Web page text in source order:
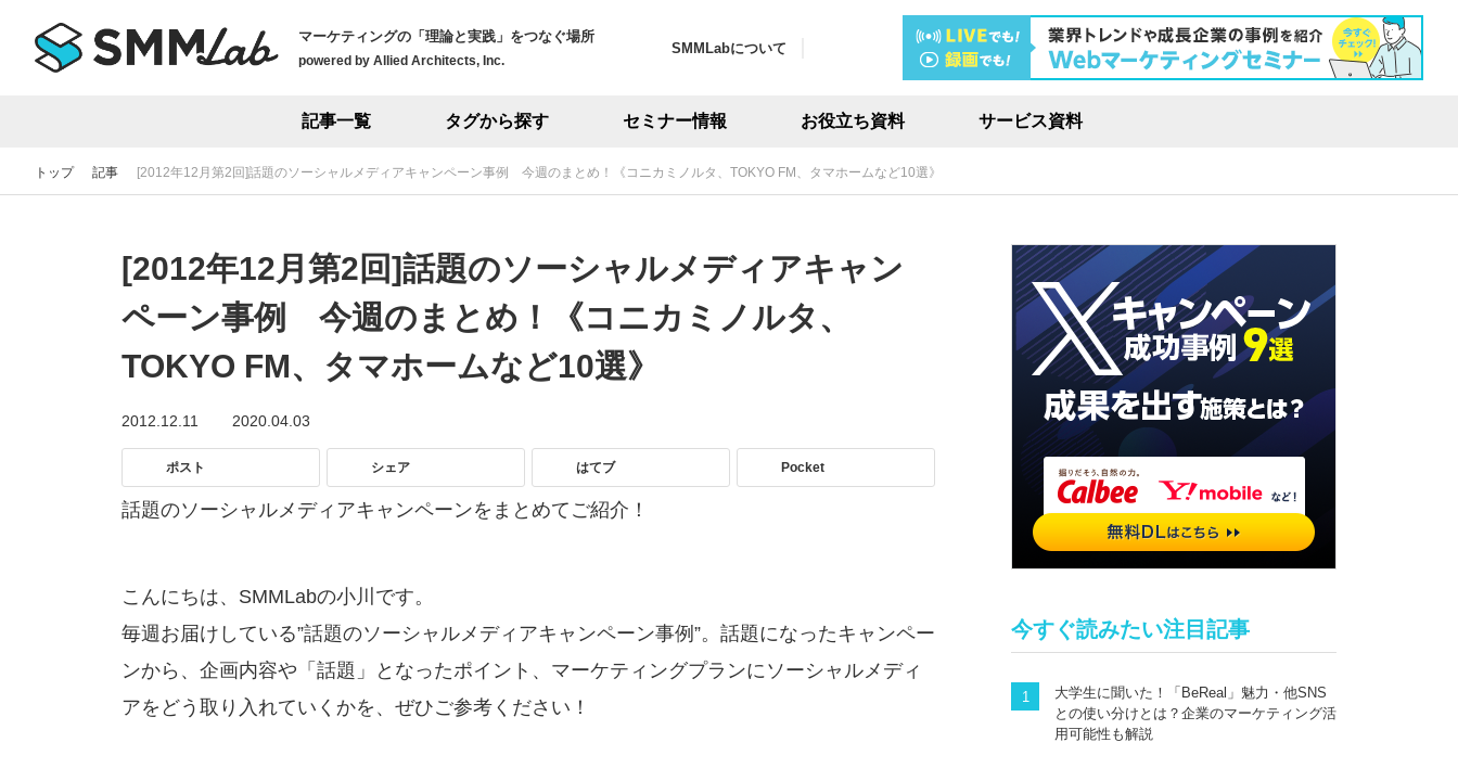
マーケティングの「理論と実践」をつなぐ場所
powered by Allied Architects, Inc.
記事一覧 タグから探す セミナー情報 お役立ち資料 サービス資料
SMMLabについて
トップ 記事 [2012年12月第2回]話題のソーシャルメディアキャンペーン事例 今週のまとめ！《コニカミノルタ、TOKYO FM、タマホームなど10選》
[2012年12月第2回]話題のソーシャルメディアキャン
ペーン事例 今週のまとめ！《コニカミノルタ、
TOKYO FM、タマホームなど10選》
2012.12.11 2020.04.03
ポスト シェア はてブ Pocket
話題のソーシャルメディアキャンペーンをまとめてご紹介！
こんにちは、SMMLabの小川です。
毎週お届けしている”話題のソーシャルメディアキャンペーン事例”。話題になったキャンペー
ンから、企画内容や「話題」となったポイント、マーケティングプランにソーシャルメディ
アをどう取り入れていくかを、ぜひご参考ください！
今すぐ読みたい注目記事
大学生に聞いた！「BeReal」魅力・他SNS
との使い分けとは？企業のマーケティング活
用可能性も解説